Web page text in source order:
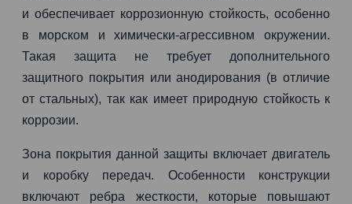
и обеспечивает коррозионную стойкость, особенно
в морском и химически-агрессивном окружении.
Такая защита не требует дополнительного
защитного покрытия или анодирования (в отличие
от стальных), так как имеет природную стойкость к
коррозии.
Зона покрытия данной защиты включает двигатель
и коробку передач. Особенности конструкции
включают ребра жесткости, которые повышают